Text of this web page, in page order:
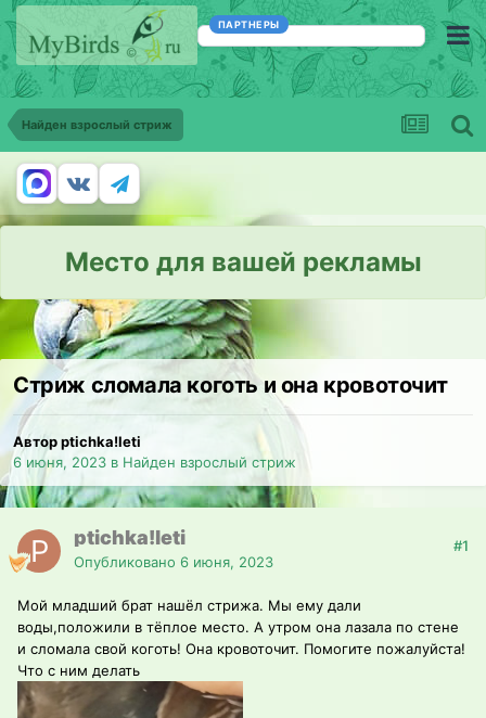
ПАРТНЕРЫ
Найден взрослый стриж
Место для вашей рекламы
Стриж сломала коготь и она кровоточит
Автор ptichka!leti
6 июня, 2023 в Найден взрослый стриж
ptichka!leti
Опубликовано 6 июня, 2023
#1
Мой младший брат нашёл стрижа. Мы ему дали
воды,положили в тёплое место. А утром она лазала по стене
и сломала свой коготь! Она кровоточит. Помогите пожалуйста!
Что с ним делать